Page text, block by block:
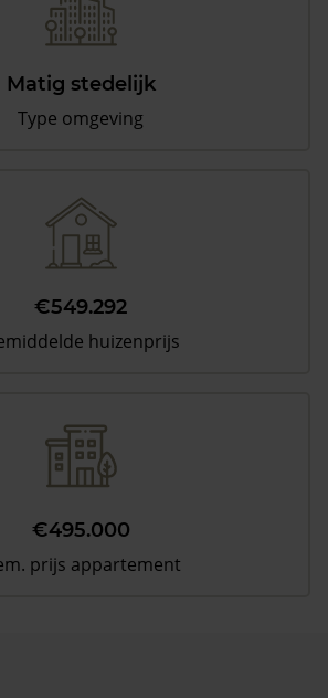
Matig stedelijk
Type omgeving
€549.292
huizenprijs
€495.000
prijs appartement